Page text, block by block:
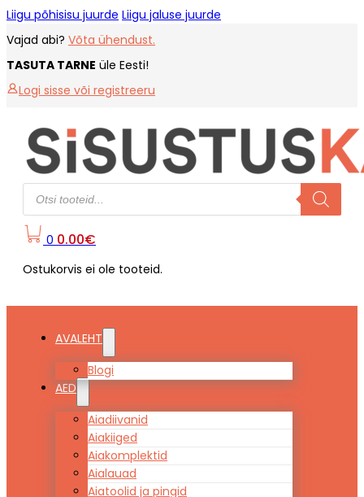
Liigu põhisisu juurde Liigu jaluse juurde
Vajad abi? Võta ühendust.
TASUTA TARNE üle Eesti!
Logi sisse või registreeru
Products
search
0 0.00€
Ostukorvis ei ole tooteid.
AVALEHT
Blogi
AED
Aiadiivanid
Aiakiiged
Aiakomplektid
Aialauad
Aiatoolid ja pingid